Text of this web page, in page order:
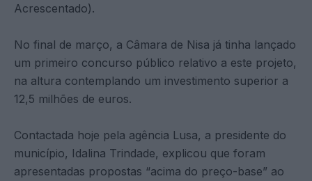
Acrescentado).
No final de março, a Câmara de Nisa já tinha lançado
um primeiro concurso público relativo a este projeto,
na altura contemplando um investimento superior a
12,5 milhões de euros.
Contactada hoje pela agência Lusa, a presidente do
município, Idalina Trindade, explicou que foram
apresentadas propostas “acima do preço-base” ao